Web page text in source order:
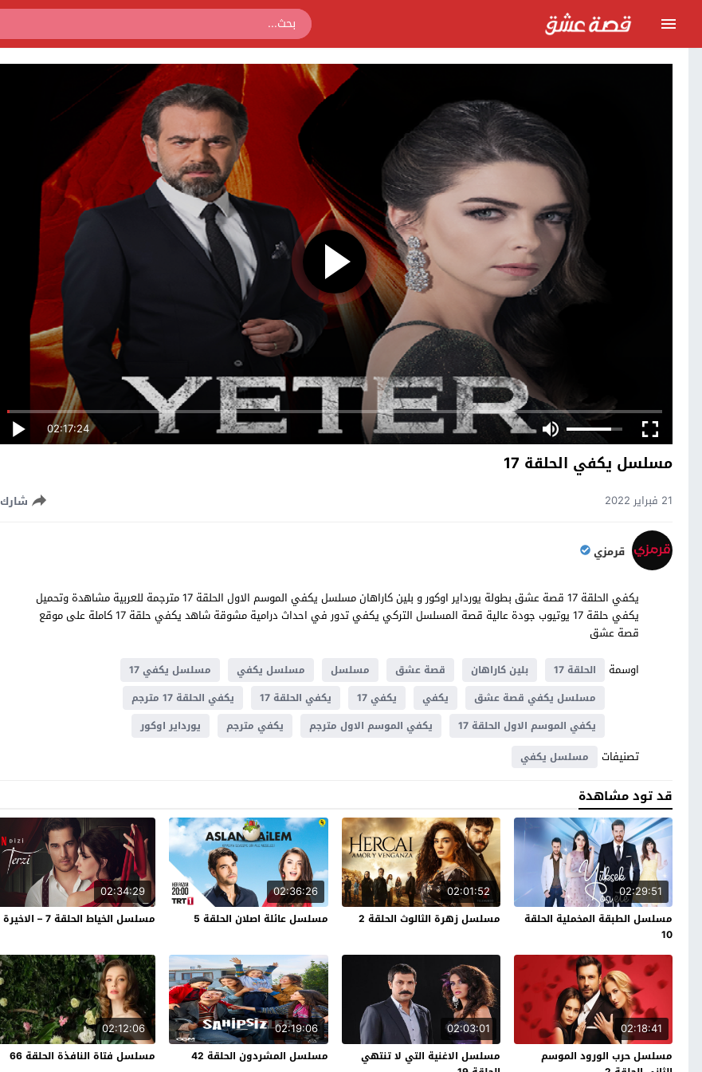
02:17:24
مسلسل يكفي الحلقة 17
21 فبراير 2022 شارك
قرمزي
يكفي الحلقة 17 قصة عشق بطولة يورداير اوكور و بلين كاراهان مسلسل يكفي الموسم الاول الحلقة 17 مترجمة للعربية مشاهدة وتحميل
يكفي حلقة 17 يوتيوب جودة عالية قصة المسلسل التركي يكفي تدور في احداث درامية مشوقة شاهد يكفي حلقة 17 كاملة على موقع
قصة عشق
اوسمة
الحلقة 17 بلين كاراهان قصة عشق مسلسل مسلسل يكفي
مسلسل يكفي 17
مسلسل يكفي قصة عشق
يكفي يكفي 17 يكفي الحلقة 17
يكفي الحلقة 17 مترجم
يكفي الموسم الاول الحلقة 17
يكفي الموسم الاول مترجم يكفي مترجم يورداير اوكور
تصنيفات مسلسل يكفي
قد تود مشاهدة
02:29:51
مسلسل الطبقة المخملية الحلقة
10
02:01:52
مسلسل زهرة الثالوث الحلقة 2
02:36:26
مسلسل عائلة اصلان الحلقة 5
02:34:29
مسلسل الخياط الحلقة 7 – الاخيرة
02:18:41
مسلسل حرب الورود الموسم
02:03:01
مسلسل الاغنية التي لا تنتهي
02:19:06
مسلسل المشردون الحلقة 42
02:12:06
مسلسل فتاة النافذة الحلقة 66